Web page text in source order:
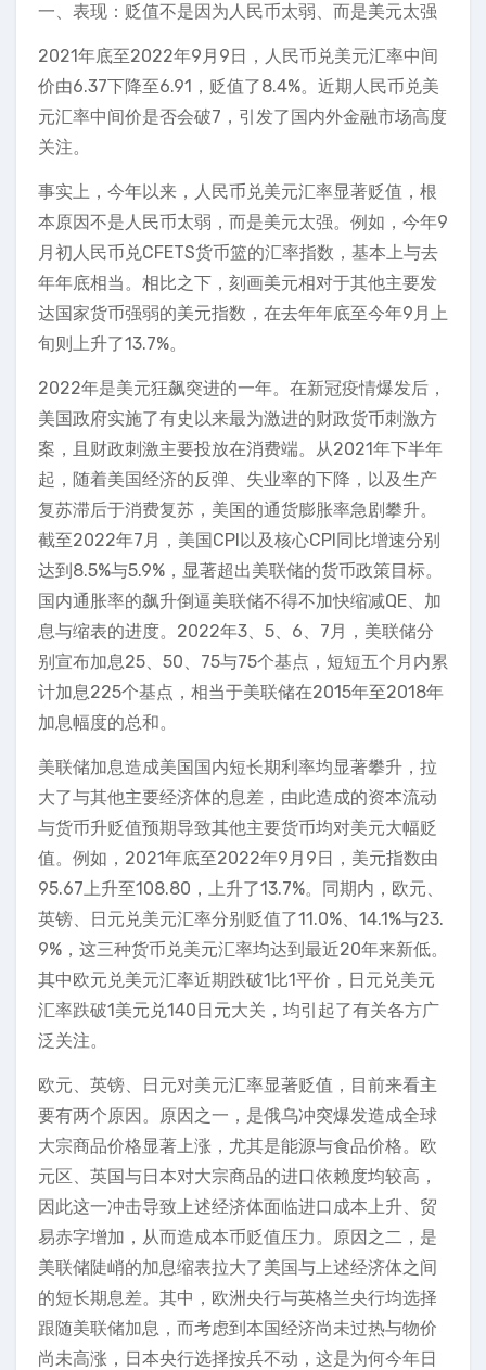
一、表现：贬值不是因为人民币太弱、而是美元太强
2021年底至2022年9月9日，人民币兑美元汇率中间
价由6.37下降至6.91，贬值了8.4%。近期人民币兑美
元汇率中间价是否会破7，引发了国内外金融市场高度
关注。
事实上，今年以来，人民币兑美元汇率显著贬值，根
本原因不是人民币太弱，而是美元太强。例如，今年9
月初人民币兑CFETS货币篮的汇率指数，基本上与去
年年底相当。相比之下，刻画美元相对于其他主要发
达国家货币强弱的美元指数，在去年年底至今年9月上
旬则上升了13.7%。
2022年是美元狂飙突进的一年。在新冠疫情爆发后，
美国政府实施了有史以来最为激进的财政货币刺激方
案，且财政刺激主要投放在消费端。从2021年下半年
起，随着美国经济的反弹、失业率的下降，以及生产
复苏滞后于消费复苏，美国的通货膨胀率急剧攀升。
截至2022年7月，美国CPI以及核心CPI同比增速分别
达到8.5%与5.9%，显著超出美联储的货币政策目标。
国内通胀率的飙升倒逼美联储不得不加快缩减QE、加
息与缩表的进度。2022年3、5、6、7月，美联储分
别宣布加息25、50、75与75个基点，短短五个月内累
计加息225个基点，相当于美联储在2015年至2018年
加息幅度的总和。
美联储加息造成美国国内短长期利率均显著攀升，拉
大了与其他主要经济体的息差，由此造成的资本流动
与货币升贬值预期导致其他主要货币均对美元大幅贬
值。例如，2021年底至2022年9月9日，美元指数由
95.67上升至108.80，上升了13.7%。同期内，欧元、
英镑、日元兑美元汇率分别贬值了11.0%、14.1%与23.
9%，这三种货币兑美元汇率均达到最近20年来新低。
其中欧元兑美元汇率近期跌破1比1平价，日元兑美元
汇率跌破1美元兑140日元大关，均引起了有关各方广
泛关注。
欧元、英镑、日元对美元汇率显著贬值，目前来看主
要有两个原因。原因之一，是俄乌冲突爆发造成全球
大宗商品价格显著上涨，尤其是能源与食品价格。欧
元区、英国与日本对大宗商品的进口依赖度均较高，
因此这一冲击导致上述经济体面临进口成本上升、贸
易赤字增加，从而造成本币贬值压力。原因之二，是
美联储陡峭的加息缩表拉大了美国与上述经济体之间
的短长期息差。其中，欧洲央行与英格兰央行均选择
跟随美联储加息，而考虑到本国经济尚未过热与物价
尚未高涨，日本央行选择按兵不动，这是为何今年日